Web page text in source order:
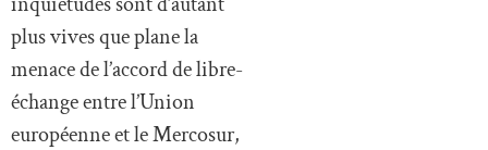
plus vives que plane la
menace de l’accord de libre-
échange entre l’Union
européenne et le Mercosur,